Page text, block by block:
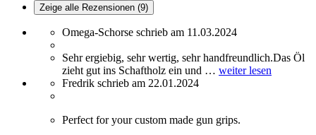
Zeige alle Rezensionen (9)
Omega-Schorse schrieb am 11.03.2024
Sehr ergiebig, sehr wertig, sehr handfreundlich.Das Öl
zieht gut ins Schaftholz ein und … weiter lesen
Fredrik schrieb am 22.01.2024
Perfect for your custom made gun grips.